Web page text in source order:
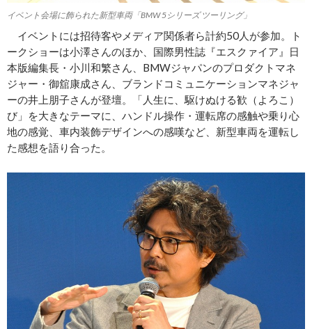
イベント会場に飾られた新型車両「BMW 5シリーズ ツーリング」
イベントには招待客やメディア関係者ら計約50人が参加。ト
ークショーは小澤さんのほか、国際男性誌『エスクァイア』日
本版編集長・小川和繁さん、BMWジャパンのプロダクトマネ
ジャー・御舘康成さん、ブランドコミュニケーションマネジャ
ーの井上朋子さんが登壇。「人生に、駆けぬける歓（よろこ）
び」を大きなテーマに、ハンドル操作・運転席の感触や乗り心
地の感覚、車内装飾デザインへの感嘆など、新型車両を運転し
た感想を語り合った。